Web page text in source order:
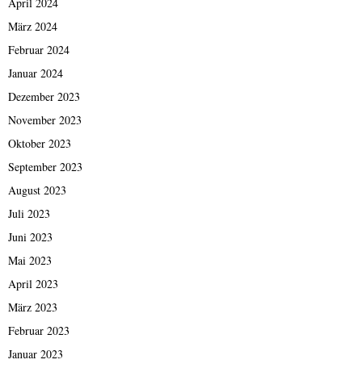
März 2024
Februar 2024
Januar 2024
Dezember 2023
November 2023
Oktober 2023
September 2023
August 2023
Juli 2023
Juni 2023
Mai 2023
April 2023
März 2023
Februar 2023
Januar 2023